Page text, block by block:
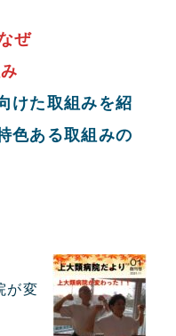
ぜ
けた取組みを紹
色ある取組みの
が変